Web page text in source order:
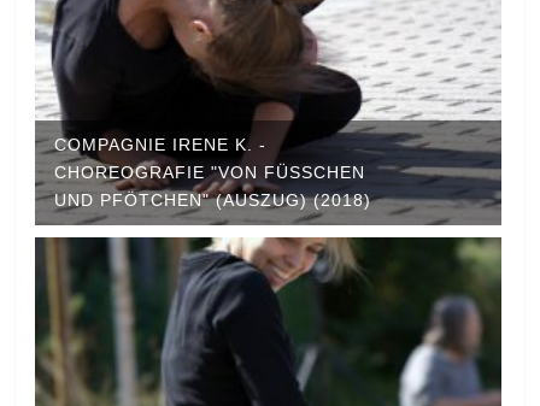
COMPAGNIE IRENE K. -
CHOREOGRAFIE "VON FÜSSCHEN U
ND PFÖTCHEN" (AUSZUG) (2018)